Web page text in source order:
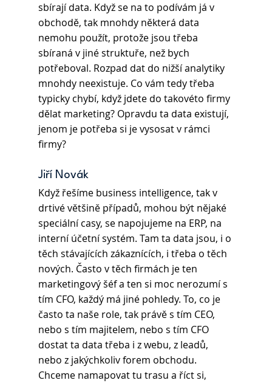
sbírají data. Když se na to podívám já v
obchodě, tak mnohdy některá data
nemohu použít, protože jsou třeba
sbíraná v jiné struktuře, než bych
potřeboval. Rozpad dat do nižší analytiky
mnohdy neexistuje. Co vám tedy třeba
typicky chybí, když jdete do takovéto firmy
dělat marketing? Opravdu ta data existují,
jenom je potřeba si je vysosat v rámci
firmy?
Jiří Novák
Když řešíme business intelligence, tak v
drtivé většině případů, mohou být nějaké
speciální casy, se napojujeme na ERP, na
interní účetní systém. Tam ta data jsou, i o
těch stávajících zákaznících, i třeba o těch
nových. Často v těch firmách je ten
marketingový šéf a ten si moc nerozumí s
tím CFO, každý má jiné pohledy. To, co je
často ta naše role, tak právě s tím CEO,
nebo s tím majitelem, nebo s tím CFO
dostat ta data třeba i z webu, z leadů,
nebo z jakýchkoliv forem obchodu.
Chceme namapovat tu trasu a říct si,